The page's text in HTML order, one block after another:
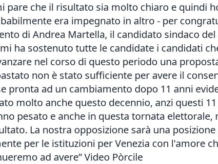
pare che il risultato sia molto chiaro e quindi
era impegnato in altro - per
di Andrea Martella, il candidato sindaco
ha sostenuto tutte le candidate i candidati
nel corso di questo periodo una
non è stato sufficiente per avere il
pronta ad un cambiamento dopo 11 anni
molto anche questo decennio, anzi questi
pesato e anche in questa tornata
La nostra opposizione sarà una
per le istituzioni per Venezia con l'amore
ad avere” Video Pòrcile